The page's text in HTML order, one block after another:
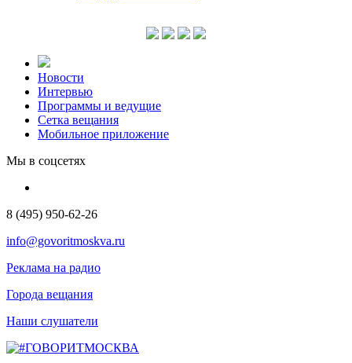
Новости
Интервью
Программы и ведущие
Сетка вещания
Мобильное приложение
Мы в соцсетях
8 (495) 950-62-26
info@govoritmoskva.ru
Реклама на радио
Города вещания
Наши слушатели